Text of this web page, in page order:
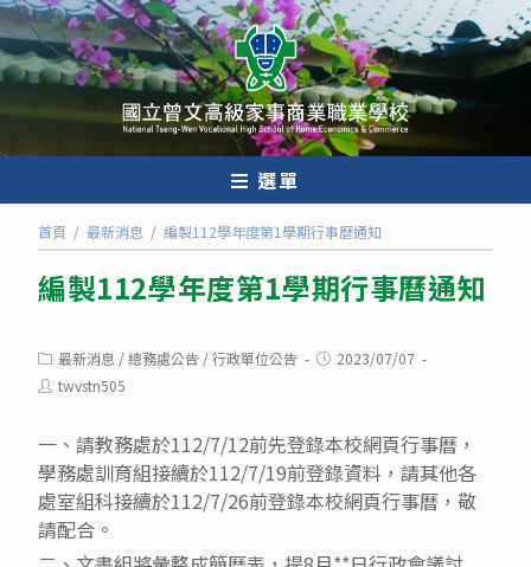
跳
轉
至
內
選單
首頁 / 最新消息 / 編製112學年度第1學期行事曆通知
編製112學年度第1學期行事曆通知
Post
category:
最新消息 /總務處公告 /行政單位公告
Post2023/07/07
Posttwvstn505
一、請教務處於112/7/12前先登錄本校網頁行事曆，
學務處訓育組接續於112/7/19前登錄資料，請其他各
處室組科接續於112/7/26前登錄本校網頁行事曆，敬
請配合。